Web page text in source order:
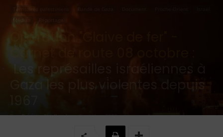
Opération "Glaive de fer" -
Carnet de route 08 octobre :
Les représailles israéliennes à
Gaza les plus violentes depuis
Par Brigitte Challande - 9 octobre 2023